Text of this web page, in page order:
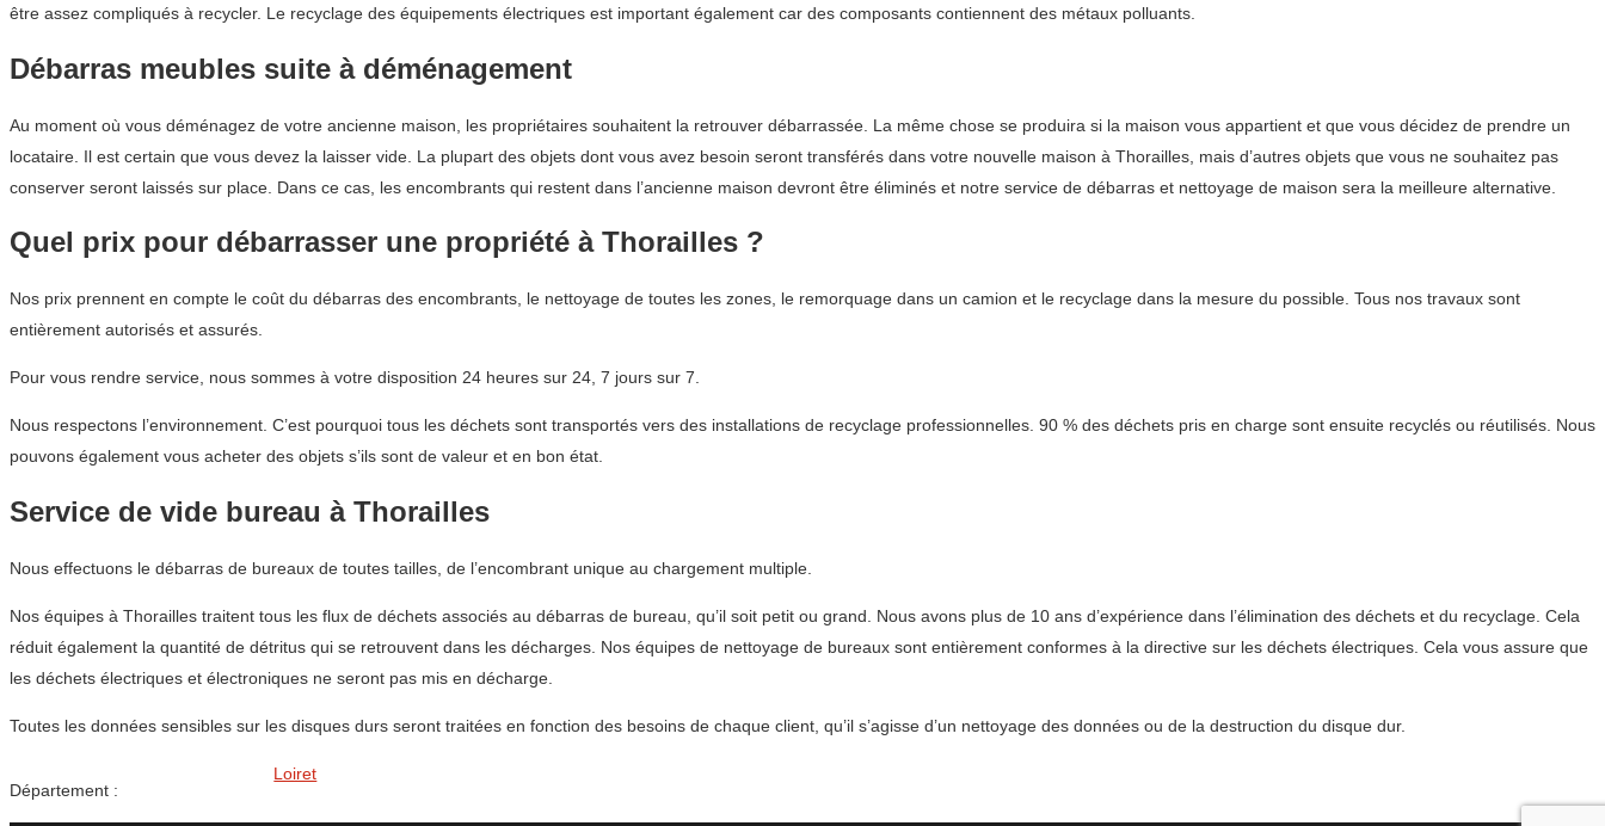
être assez compliqués à recycler. Le recyclage des équipements électriques est important également car des composants contiennent des métaux polluants.
Débarras meubles suite à déménagement
Au moment où vous déménagez de votre ancienne maison, les propriétaires souhaitent la retrouver débarrassée. La même chose se produira si la maison vous appartient et que vous décidez de prendre un
locataire. Il est certain que vous devez la laisser vide. La plupart des objets dont vous avez besoin seront transférés dans votre nouvelle maison à Thorailles, mais d’autres objets que vous ne souhaitez pas
conserver seront laissés sur place. Dans ce cas, les encombrants qui restent dans l’ancienne maison devront être éliminés et notre service de débarras et nettoyage de maison sera la meilleure alternative.
Quel prix pour débarrasser une propriété à Thorailles ?
Nos prix prennent en compte le coût du débarras des encombrants, le nettoyage de toutes les zones, le remorquage dans un camion et le recyclage dans la mesure du possible. Tous nos travaux sont
entièrement autorisés et assurés.
Pour vous rendre service, nous sommes à votre disposition 24 heures sur 24, 7 jours sur 7.
Nous respectons l’environnement. C’est pourquoi tous les déchets sont transportés vers des installations de recyclage professionnelles. 90 % des déchets pris en charge sont ensuite recyclés ou réutilisés. Nous
pouvons également vous acheter des objets s’ils sont de valeur et en bon état.
Service de vide bureau à Thorailles
Nous effectuons le débarras de bureaux de toutes tailles, de l’encombrant unique au chargement multiple.
Nos équipes à Thorailles traitent tous les flux de déchets associés au débarras de bureau, qu’il soit petit ou grand. Nous avons plus de 10 ans d’expérience dans l’élimination des déchets et du recyclage. Cela
réduit également la quantité de détritus qui se retrouvent dans les décharges. Nos équipes de nettoyage de bureaux sont entièrement conformes à la directive sur les déchets électriques. Cela vous assure que
les déchets électriques et électroniques ne seront pas mis en décharge.
Toutes les données sensibles sur les disques durs seront traitées en fonction des besoins de chaque client, qu’il s’agisse d’un nettoyage des données ou de la destruction du disque dur.
Département :
Loiret